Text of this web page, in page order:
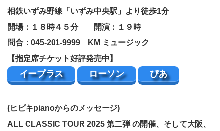
相鉄いずみ野線「いずみ中央駅」より徒歩1分
開場：１８時４５分 開演：１９時
問合：045-201-9999 KM ミュージック
【指定席チケット好評発売中】
イープラス ローソン ぴあ
(ヒビキpianoからのメッセージ)
ALL CLASSIC TOUR 2025 第二弾 の開催、そして大阪、